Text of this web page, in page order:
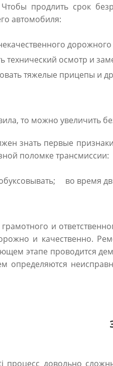
Чтобы продлить срок
автомобиля:
технический осмотр и
тяжелые прицепы и
то можно увеличить
знать первые
поломке трансмиссии:
во время
и
и качественно.
этапе проводится
определяются
довольно